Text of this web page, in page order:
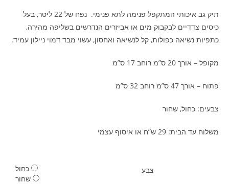
תיק גב איכותי המתקפל פנימה לתא פנימי. נפח של 22 ליטר, בעל
כיסים צדדיים לבקבוק מים או אביזרים הנדרשים בשליפה מהירה,
כתפיות נשיאה כפולות, קל לנשיאה ואחסון, עשוי מבד דמוי ניילון עמיד.
מקופל – אורך 20 ס”מ רוחב 17 ס”מ
פתוח – אורך 47 ס”מ רוחב 32 ס”מ
צבעים: כחול, שחור
משלוח עד הבית: 29 ש”ח או איסוף עצמי
צבע
כחול
שחור